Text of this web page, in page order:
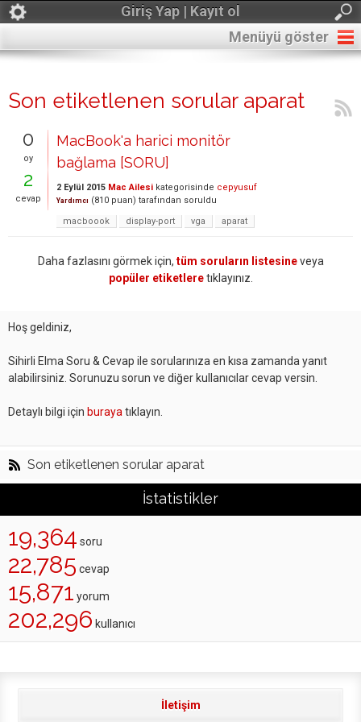
Giriş Yap | Kayıt ol
Menüyü göster
Son etiketlenen sorular aparat
0
oy
2
cevap
MacBook'a harici monitör
bağlama [SORU]
2 Eylül 2015 Mac Ailesi kategorisinde cepyusuf
Yardımcı (810 puan) tarafından soruldu
macboook
display-port vga aparat
Daha fazlasını görmek için, tüm soruların listesineveya
popüler etiketleretıklayınız.
Hoş geldiniz,
Sihirli Elma Soru & Cevap ile sorularınıza en kısa zamanda yanıt
alabilirsiniz. Sorunuzu sorun ve diğer kullanıcılar cevap versin.
Detaylı bilgi için buraya tıklayın.
Son etiketlenen sorular aparat
İstatistikler
19,364 soru
22,785 cevap
15,871 yorum
202,296 kullanıcı
İletişim